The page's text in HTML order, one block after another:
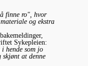
finne ro", hvor
og ekstra
Sykepleien:
i hende som jo
at denne